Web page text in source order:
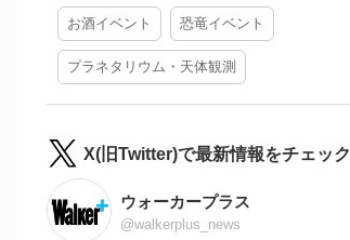
お酒イベント 恐竜イベント
プラネタリウム・天体観測
X(旧Twitter)で最新情報をチェック
ウォーカープラス
@walkerplus_news